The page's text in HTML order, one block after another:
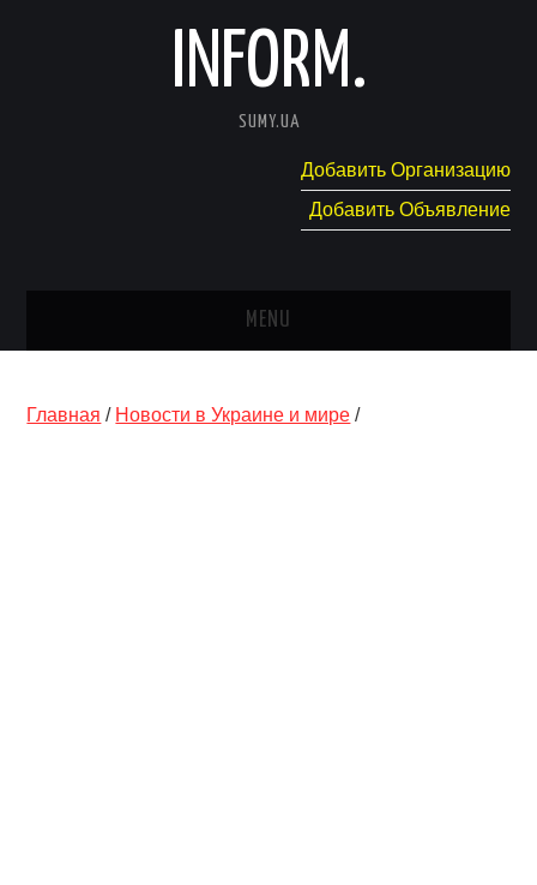
INFORM.
SUMY.UA
Добавить Организацию
Добавить Объявление
MENU
Главная / Новости в Украине и мире /